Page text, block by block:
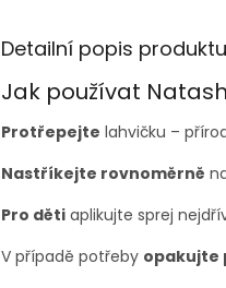
Detailní popis produktu
Jak používat
Protřepejte lahvičku –
Nastříkejte rovnoměrně
Pro děti aplikujte sprej
V případě potřeby opakujte